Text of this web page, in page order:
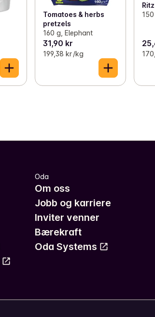
Tomatoes & herbs
pretzels
160 g, Elephant
31,90 kr
199,38 kr /kg
Oda
Om oss
Jobb og karriere
Inviter venner
Bærekraft
Oda Systems